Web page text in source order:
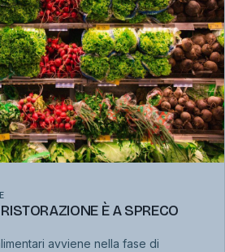
È A SPRECO
avviene nella fase di